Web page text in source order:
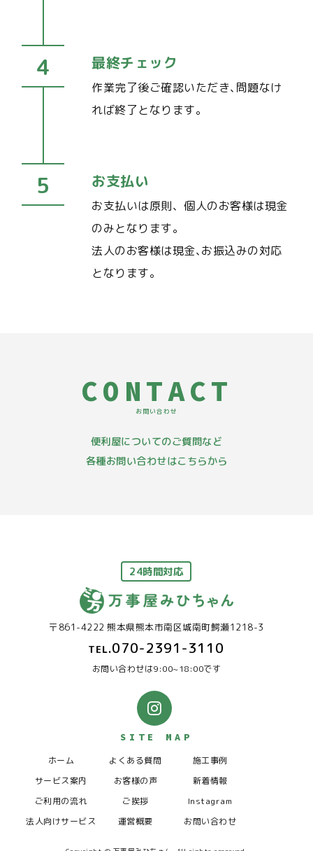
最終チェック
作業完了後ご確認いただき､問題なけ
れば終了となります｡
お支払い
お支払いは原則、個人のお客様は現金
のみとなります｡
法人のお客様は現金､お振込みの対応
となります｡
CONTACT
お問い合わせ
便利屋についてのご質問など
各種お問い合わせはこちらから
24時間対応
〒861-4222 熊本県熊本市南区城南町鰐瀬1218-3
TEL.070-2391-3110
お問い合わせは9:00~18:00です
SITE MAP
ホーム
サービス案内
ご利用の流れ
法人向けサービス
よくある質問
お客様の声
ご挨拶
運営概要
施工事例
新着情報
Instagram
お問い合わせ